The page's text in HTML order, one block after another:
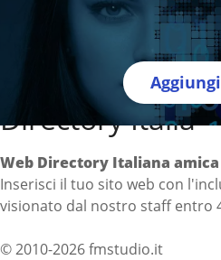
Directory Italia
Web Directory Italiana
Inserisci il tuo sito web con
visionato dal nostro staff entro
© 2010-2026 fmstudio.it